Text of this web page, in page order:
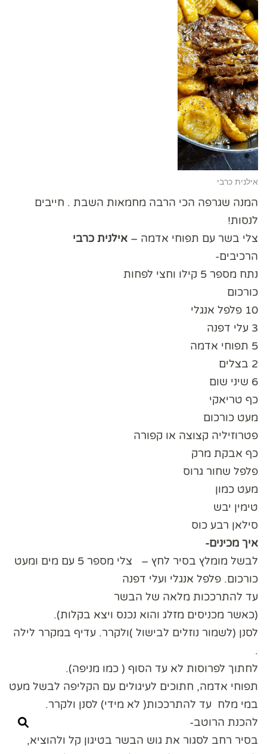
אילנית כרבי
המנה שגרפה הכי הרבה מחמאות השבת . חייבים
לנסות!
צלי בשר עם תפוחי אדמה – אילנית כרבי
הרכיבים-
נתח מספר 5 קילו וחצי לפחות
כורכום
10 פלפל אנגלי
3 עלי דפנה
5 תפוחי אדמה
2 בצלים
6 שיני שום
כף טריאקי
מעט כורכום
פטרוזיליה קצוצה או קפורה
כף אבקת מרק
פלפל שחור גרוס
מעט כמון
טימין יבש
סילאן רבע כוס
איך מכינים-
לבשל מומלץ בסיר לחץ – צלי מספר 5 עם מים ומעט
כורכום. פלפל אנגלי ועלי דפנה
עד להתרככות מלאה של הבשר
(כאשר מכניסים מזלג והוא נכנס ויצא בקלות).
לסנן (לשמור נוזלים לבישול )ולקרר. עדיף במקרר לילה
.
לחתוך לפרוסות לא עד הסוף ( כמו מניפה).
תפוחי אדמה, חתוכים לעיגולים עם הקליפה לבשל מעט
במי מלח עד להתרככות( לא מידי) לסנן ולקרר.
להכנת הרוטב-
בסיר רחב לסגור את גוש הבשר בטיגון קל ולהוציא,